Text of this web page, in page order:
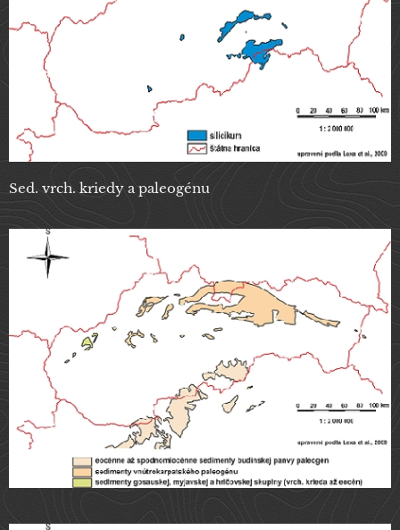
Sed. vrch. kriedy a paleogénu